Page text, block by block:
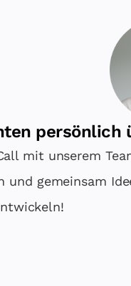
persönlich
mit unserem
gemeinsam